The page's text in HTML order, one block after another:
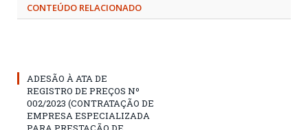
CONTEÚDO RELACIONADO
ADESÃO À ATA DE
REGISTRO DE PREÇOS Nº
002/2023 (CONTRATAÇÃO DE
EMPRESA ESPECIALIZADA